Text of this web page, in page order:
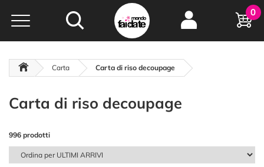
Hobby e
creatività...
oltre 15 anni online
0
Carta Carta di riso decoupage
Carta di riso decoupage
996 prodotti